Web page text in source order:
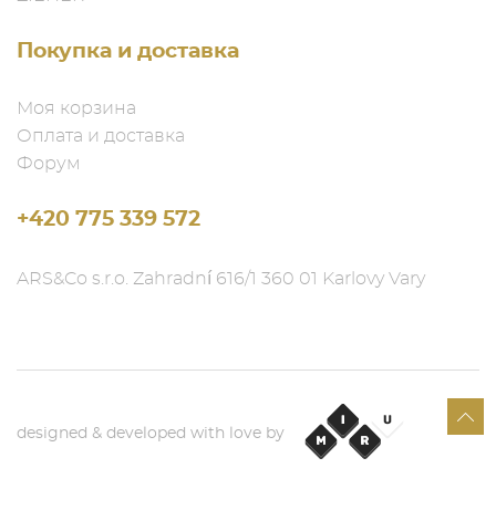
Покупка и доставка
Моя корзина
Оплата и доставка
Форум
+420 775 339 572
ARS&Co s.r.o. Zahradní 616/1 360 01 Karlovy Vary
designed & developed with love by